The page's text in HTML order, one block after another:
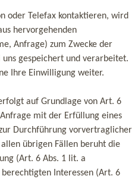
oder Telefax kontaktieren, wird
hervorgehenden
Anfrage) zum Zwecke der
gespeichert und verarbeitet.
Ihre Einwilligung weiter.
auf Grundlage von Art. 6
mit der Erfüllung eines
Durchführung vorvertraglicher
übrigen Fällen beruht die
(Art. 6 Abs. 1 lit. a
Interessen (Art. 6